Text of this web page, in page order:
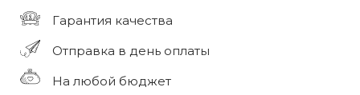
Гарантия качества
Отправка в день оплаты
На любой бюджет